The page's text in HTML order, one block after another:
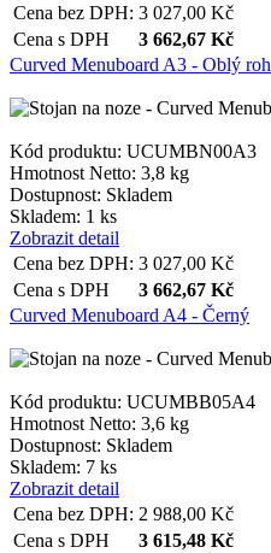
Cena bez DPH: 3 027,00 Kč
Cena s DPH
3 662,67 Kč
Curved Menuboard A3 - Oblý roh
Kód produktu: UCUMBN00A3
Hmotnost Netto: 3,8 kg
Dostupnost: Skladem
Skladem: 1 ks
Zobrazit detail
Cena bez DPH: 3 027,00 Kč
Cena s DPH
3 662,67 Kč
Curved Menuboard A4 - Černý
Kód produktu: UCUMBB05A4
Hmotnost Netto: 3,6 kg
Dostupnost: Skladem
Skladem: 7 ks
Zobrazit detail
Cena bez DPH: 2 988,00 Kč
Cena s DPH
3 615,48 Kč